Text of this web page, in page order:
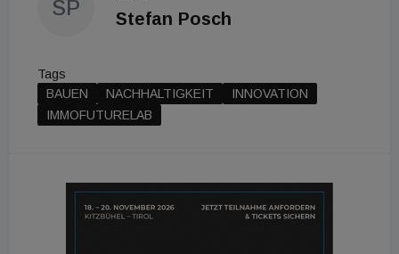
SP Stefan Posch
Tags
BAUEN
NACHHALTIGKEIT
INNOVATION
IMMOFUTURELAB